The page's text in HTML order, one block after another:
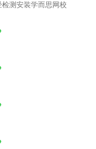
测安装学而思网校